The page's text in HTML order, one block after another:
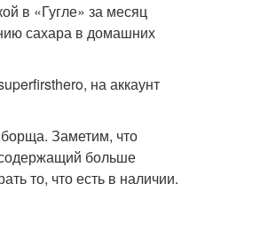
в «Гугле» за месяц
сахара в домашних
на аккаунт
Заметим, что
больше
то, что есть в наличии.